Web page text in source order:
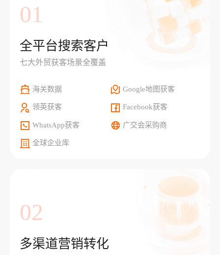
01
全平台搜索客户
七大外贸获客场景全覆盖
海关数据 Google地图获客
领英获客 Facebook获客
WhatsApp获客 广交会采购商
全球企业库
02
多渠道营销转化